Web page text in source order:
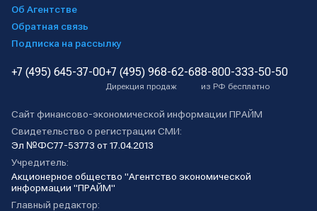
Об Агентстве
Обратная связь
Подписка на рассылку
+7 (495) 645-37-00+7 (495) 968-62-68
Дирекция продаж
8-800-333-50-50
из РФ бесплатно
Сайт финансово-экономической информации ПРАЙМ
Свидетельство о регистрации СМИ:
Эл №ФС77-53773 от 17.04.2013
Учредитель:
Акционерное общество "Агентство экономической
информации "ПРАЙМ"
Главный редактор: